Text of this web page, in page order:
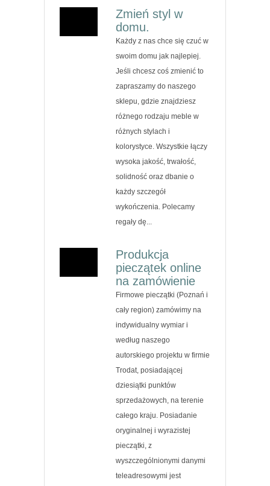
Zmień styl w
domu.
Każdy z nas chce się czuć w
swoim domu jak najlepiej.
Jeśli chcesz coś zmienić to
zapraszamy do naszego
sklepu, gdzie znajdziesz
różnego rodzaju meble w
różnych stylach i
kolorystyce. Wszystkie łączy
wysoka jakość, trwałość,
solidność oraz dbanie o
każdy szczegół
wykończenia. Polecamy
regały dę...
Produkcja
pieczątek online
na zamówienie
Firmowe pieczątki (Poznań i
cały region) zamówimy na
indywidualny wymiar i
według naszego
autorskiego projektu w firmie
Trodat, posiadającej
dziesiątki punktów
sprzedażowych, na terenie
całego kraju. Posiadanie
oryginalnej i wyrazistej
pieczątki, z
wyszczególnionymi danymi
teleadresowymi jest